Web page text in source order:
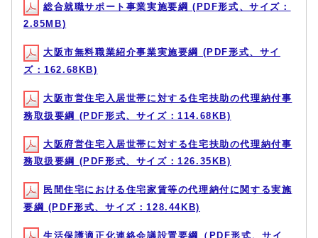
総合就職サポート事業実施要綱 (PDF形式、サイズ：
2.85MB)
大阪市無料職業紹介事業実施要綱 (PDF形式、サイ
ズ：162.68KB)
大阪市営住宅入居世帯に対する住宅扶助の代理納付事
務取扱要綱 (PDF形式、サイズ：114.68KB)
大阪府営住宅入居世帯に対する住宅扶助の代理納付事
務取扱要綱 (PDF形式、サイズ：126.35KB)
民間住宅における住宅家賃等の代理納付に関する実施
要綱 (PDF形式、サイズ：128.44KB)
生活保護適正化連絡会議設置要綱（PDF形式、サイ